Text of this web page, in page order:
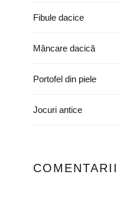
Fibule dacice
Mâncare dacică
Portofel din piele
Jocuri antice